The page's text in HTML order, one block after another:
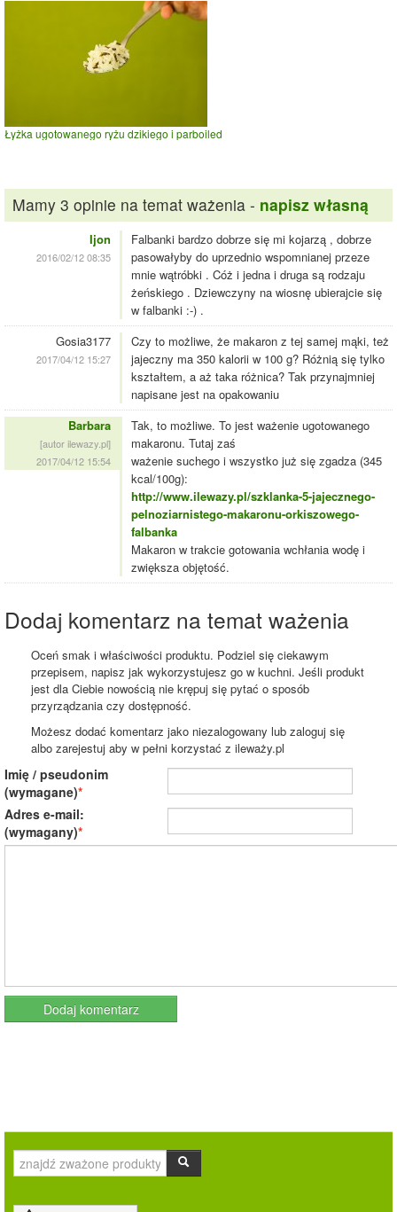
Łyżka ugotowanego ryżu dzikiego i parboiled
Mamy 3 opinie na temat ważenia - napisz własną
Ijon
2016/02/12 08:35
Falbanki bardzo dobrze się mi kojarzą , dobrze
pasowałyby do uprzednio wspomnianej przeze
mnie wątróbki . Cóż i jedna i druga są rodzaju
żeńskiego . Dziewczyny na wiosnę ubierajcie się
w falbanki :-) .
Gosia3177
2017/04/12 15:27
Czy to możliwe, że makaron z tej samej mąki, też
jajeczny ma 350 kalorii w 100 g? Różnią się tylko
kształtem, a aż taka różnica? Tak przynajmniej
napisane jest na opakowaniu
Barbara
[autor ilewazy.pl]
2017/04/12 15:54
Tak, to możliwe. To jest ważenie ugotowanego
makaronu. Tutaj zaś
ważenie suchego i wszystko już się zgadza (345
kcal/100g):
http://www.ilewazy.pl/szklanka-5-jajecznego-
pelnoziarnistego-makaronu-orkiszowego-
falbanka
Makaron w trakcie gotowania wchłania wodę i
zwiększa objętość.
Dodaj komentarz na temat ważenia
Oceń smak i właściwości produktu. Podziel się ciekawym
przepisem, napisz jak wykorzystujesz go w kuchni. Jeśli produkt
jest dla Ciebie nowością nie krępuj się pytać o sposób
przyrządzania czy dostępność.
Możesz dodać komentarz jako niezalogowany lub zaloguj się
albo zarejestuj aby w pełni korzystać z ileważy.pl
Imię / pseudonim
(wymagane)
Adres e-mail:
(wymagany)